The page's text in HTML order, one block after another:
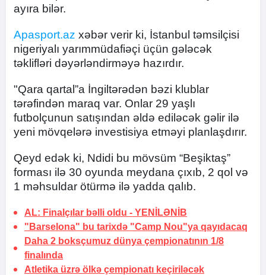
ayıra bilər.
Apasport.az xəbər verir ki, İstanbul təmsilçisi
nigeriyalı yarımmüdafiəçi üçün gələcək
təklifləri dəyərləndirməyə hazırdır.
"Qara qartal”a İngiltərədən bəzi klublar
tərəfindən maraq var. Onlar 29 yaşlı
futbolçunun satışından əldə ediləcək gəlir ilə
yeni mövqelərə investisiya etməyi planlaşdırır.
Qeyd edək ki, Ndidi bu mövsüm “Beşiktaş”
forması ilə 30 oyunda meydana çıxıb, 2 qol və
1 məhsuldar ötürmə ilə yadda qalıb.
AL: Finalçılar bəlli oldu - YENİLƏNİB
"Barselona" bu tarixdə "Camp Nou"ya qayıdacaq
Daha 2 boksçumuz dünya çempionatının 1/8
finalında
Atletika üzrə ölkə çempionatı keçiriləcək